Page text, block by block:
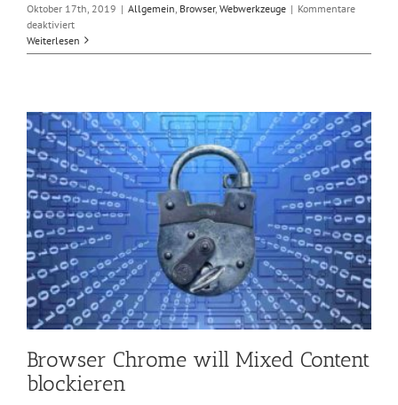
Oktober 17th, 2019 | Allgemein Browser, Webwerkzeuge | Kommentare
deaktiviertfür
Firefox
70
Verbindungen
Weiterlesen
Browser Chrome will Mixed Content
blockieren